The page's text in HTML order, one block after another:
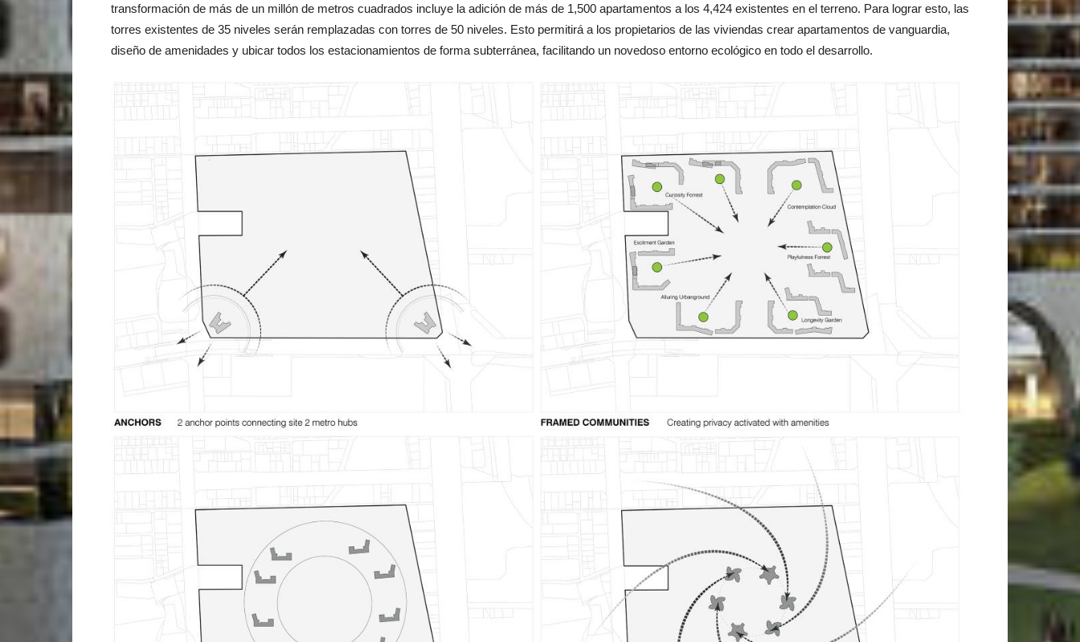
transformación de más de un millón de metros cuadrados incluye la adición de más de 1,500 apartamentos a los 4,424 existentes en el terreno. Para lograr esto, las
torres existentes de 35 niveles serán remplazadas con torres de 50 niveles. Esto permitirá a los propietarios de las viviendas crear apartamentos de vanguardia,
diseño de amenidades y ubicar todos los estacionamientos de forma subterránea, facilitando un novedoso entorno ecológico en todo el desarrollo.